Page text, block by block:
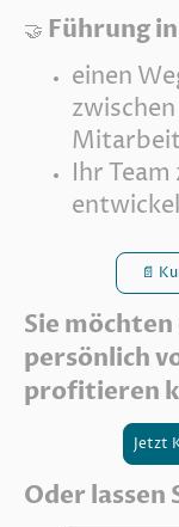
🤝 Führung
einen
Ihr
📄
Jetzt
Sie
persönlich
profitieren
Oder lassen